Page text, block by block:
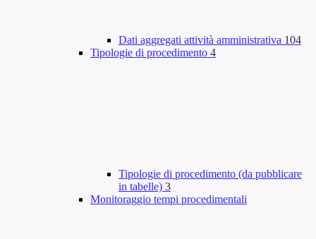
Dati aggregati attività amministrativa 104
Tipologie di procedimento 4
Tipologie di procedimento (da pubblicare
in tabelle) 3
Monitoraggio tempi procedimentali